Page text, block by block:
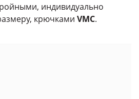
индивидуально
крючками VMC.